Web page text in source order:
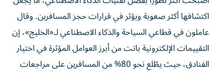
اكتشافها أكثر صعوبة ويؤثر في قرارات حجز المسافرين. وقال
عاملون في قطاعي السياحة والذكاء الاصطناعي لـ«الخليج»، إن
التقييمات الإلكترونية باتت من أبرز العوامل المؤثرة في اختيار
الفنادق، حيث يطّلع نحو 80% من المسافرين على مراجعات